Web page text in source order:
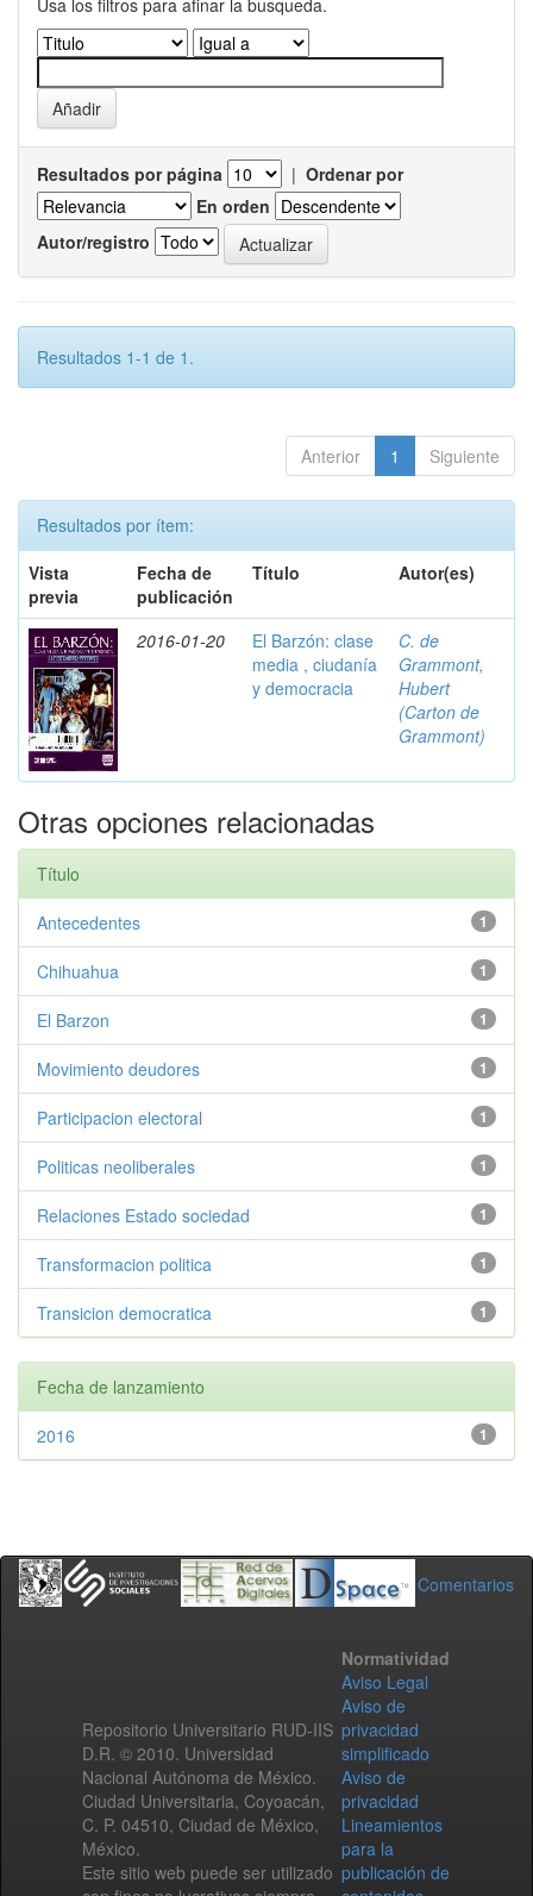
Usa los filtros para afinar la busqueda.
Resultados por página | Ordenar por
En orden
Autor/registro
Resultados 1-1 de 1.
Anterior 1 Siguiente
Resultados por ítem:
Vista
previa
Fecha de
publicación
Título Autor(es)
2016-01-20
El Barzón: clase
media , ciudanía
y democracia
C. de
Grammont,
Hubert
(Carton de
Grammont)
Otras opciones relacionadas
Título
1
Antecedentes
1
Chihuahua
1
El Barzon
1
Movimiento deudores
1
Participacion electoral
1
Politicas neoliberales
1
Relaciones Estado sociedad
1
Transformacion politica
1
Transicion democratica
Fecha de lanzamiento
1
2016
Comentarios
Repositorio Universitario RUD-IIS
D.R. © 2010. Universidad
Nacional Autónoma de México.
Ciudad Universitaria, Coyoacán,
C. P. 04510, Ciudad de México,
México.
Este sitio web puede ser utilizado
Normatividad
Aviso Legal
Aviso de
privacidad
simplificado
Aviso de
privacidad
Lineamientos
para la
publicación de